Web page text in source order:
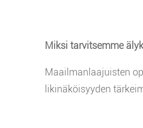
Miksi tarvitsemme
Maailmanlaajuisten
likinäköisyyden